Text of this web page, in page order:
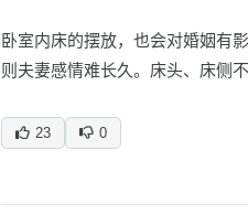
卧室内床的摆放，也会对婚姻有
则夫妻感情难长久。床头、床侧
23 0